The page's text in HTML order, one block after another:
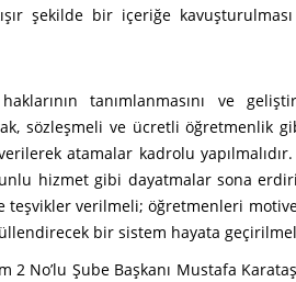
şekilde bir içeriğe
tanımlanmasını ve
sözleşmeli ve ücretli öğretmenlik
atamalar kadrolu
hizmet gibi dayatmalar sona
teşvikler verilmeli; öğretmenleri
bir sistem hayata
2 No’lu Şube Başkanı Mustafa